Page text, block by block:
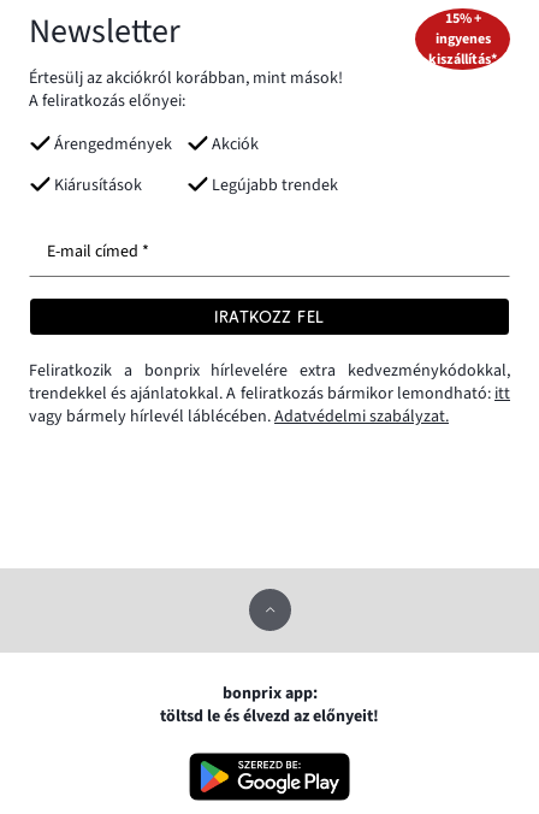
Newsletter
Értesülj az akciókról korábban, mint mások!
A feliratkozás előnyei:
Árengedmények
Akciók
Kiárusítások
Legújabb trendek
15% +
ingyenes
kiszállítás*
E-mail címed *
IRATKOZZ FEL
Feliratkozik a bonprix hírlevelére extra kedvezménykódokkal,
trendekkel és ajánlatokkal. A feliratkozás bármikor lemondható:itt
vagy bármely hírlevél láblécében.Adatvédelmi szabályzat.
bonprix app:
töltsd le és élvezd az előnyeit!